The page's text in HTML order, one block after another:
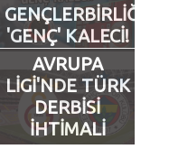
Son Dakika Haberler
Foto Galeri
Video Galeri
GENÇLERBİRLİĞİ’NE
'GENÇ' KALECİ!
AVRUPA
LİGİ'NDE TÜRK
DERBİSİ
İHTİMALİ